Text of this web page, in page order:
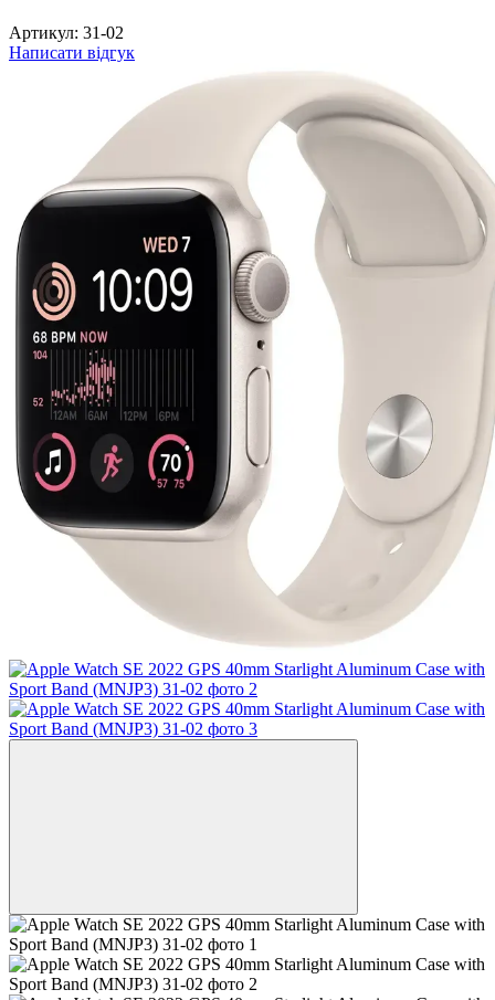
Артикул: 31-02
Написати відгук